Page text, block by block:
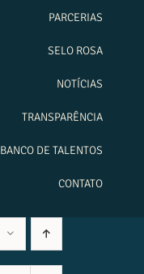
PARCERIAS
SELO ROSA
NOTÍCIAS
TRANSPARÊNCIA
BANCO DE TALENTOS
CONTATO